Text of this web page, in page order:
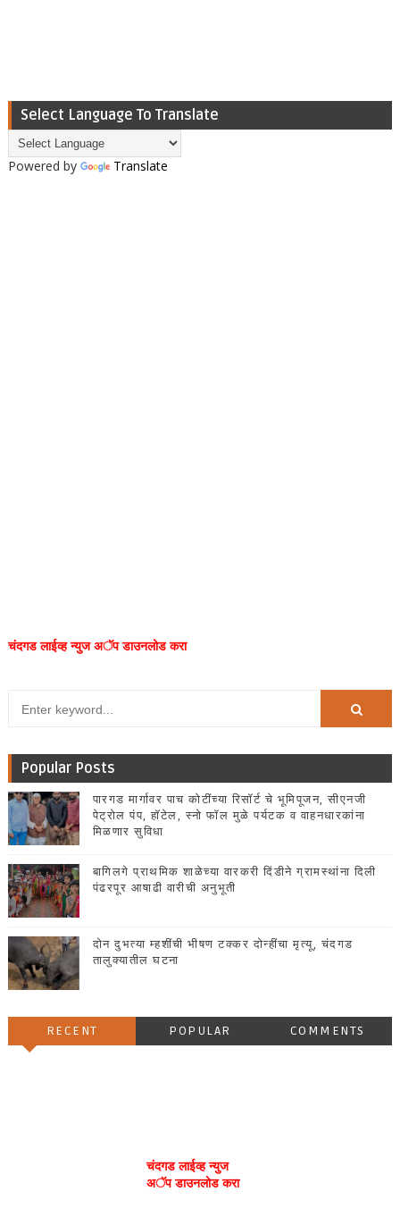
Select Language To Translate
Powered by Translate
चंदगड लाईव्ह न्युज अॅप डाउनलोड करा
Popular Posts
पारगड मार्गावर पाच कोटींच्या रिसॉर्ट चे भूमिपूजन, सीएनजी
पेट्रोल पंप, हॉटेल, स्नो फॉल मुळे पर्यटक व वाहनधारकांना
मिळणार सुविधा
बागिलगे प्राथमिक शाळेच्या वारकरी दिंडीने ग्रामस्थांना दिली
पंढरपूर आषाढी वारीची अनुभूती
दोन दुभत्या म्हशींची भीषण टक्कर दोन्हींचा मृत्यू, चंदगड
तालुक्यातील घटना
RECENT POPULAR COMMENTS
चंदगड लाईव्ह न्युज
अॅप डाउनलोड करा